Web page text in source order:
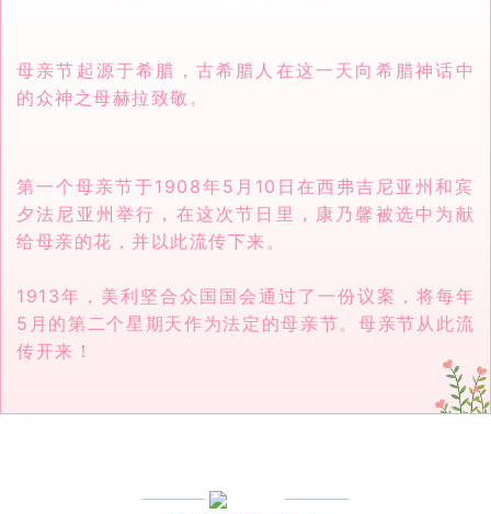
母亲节起源于希腊，古希腊人在这一天向希腊神话中
的众神之母赫拉致敬。
第一个母亲节于1908年5月10日在西弗吉尼亚州和宾
夕法尼亚州举行，在这次节日里，康乃馨被选中为献
给母亲的花，并以此流传下来。
1913年，美利坚合众国国会通过了一份议案，将每年
5月的第二个星期天作为法定的母亲节。母亲节从此流
传开来！